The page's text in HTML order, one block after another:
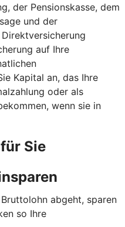
der Pensionskasse, dem
und der
auf Ihre
Kapital an, das Ihre
oder als
wenn sie in
Sie
abgeht, sparen
so Ihre